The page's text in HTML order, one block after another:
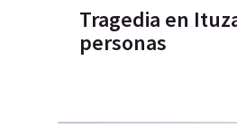
Tragedia en
personas